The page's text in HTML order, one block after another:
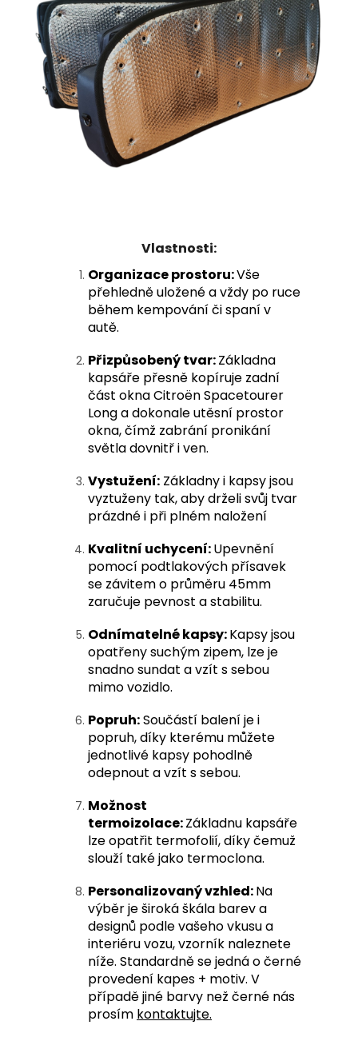
Vlastnosti:
Organizace prostoru:Vše
přehledně uložené a vždy po ruce
během kempování či spaní v
autě.
Přizpůsobený tvar:Základna
kapsáře přesně kopíruje zadní
část okna Citroën Spacetourer
Long a dokonale utěsní prostor
okna, čímž zabrání pronikání
světla dovnitř i ven.
Vystužení: Základny i kapsy jsou
vyztuženy tak, aby drželi svůj tvar
prázdné i při plném naložení
Kvalitní uchycení:Upevnění
pomocí podtlakových přísavek
se závitem o průměru 45mm
zaručuje pevnost a stabilitu.
Odnímatelné kapsy:Kapsy jsou
opatřeny suchým zipem, lze je
snadno sundat a vzít s sebou
mimo vozidlo.
Popruh:Součástí balení je i
popruh, díky kterému můžete
jednotlivé kapsy pohodlně
odepnout a vzít s sebou.
Možnost
termoizolace:Základnu kapsáře
lze opatřit termofolií, díky čemuž
slouží také jako termoclona.
Personalizovaný vzhled:Na
výběr je široká škála barev a
designů podle vašeho vkusu a
interiéru vozu, vzorník naleznete
níže. Standardně se jedná o černé
provedení kapes + motiv. V
případě jiné barvy než černé nás
prosím kontaktujte.